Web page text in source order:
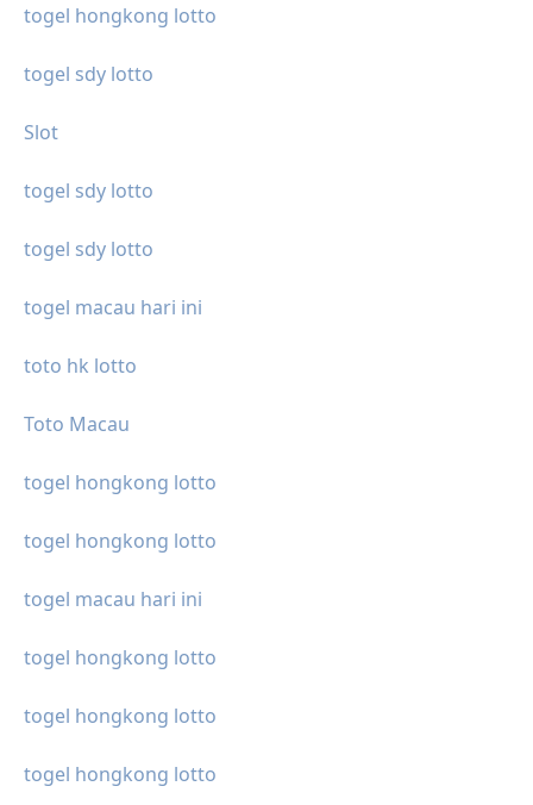
togel hongkong lotto
togel sdy lotto
Slot
togel sdy lotto
togel sdy lotto
togel macau hari ini
toto hk lotto
Toto Macau
togel hongkong lotto
togel hongkong lotto
togel macau hari ini
togel hongkong lotto
togel hongkong lotto
togel hongkong lotto